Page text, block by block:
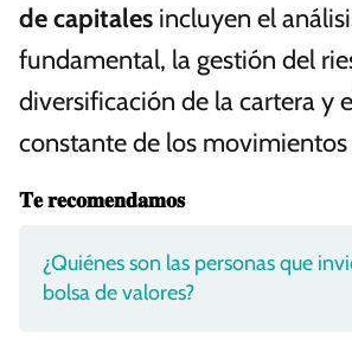
de capitales incluyen el
fundamental, la gestión del
diversificación de la cartera y
constante de los
𝐓𝐞 𝐫𝐞𝐜𝐨𝐦𝐞𝐧𝐝𝐚𝐦𝐨𝐬
¿Quiénes son las personas que
bolsa de valores?